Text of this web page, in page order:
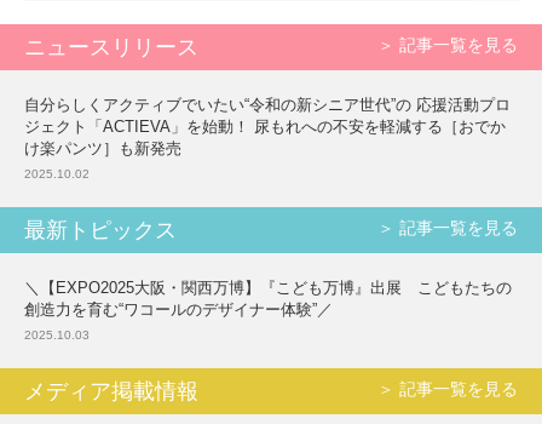
ニュースリリース ＞ 記事一覧を見る
自分らしくアクティブでいたい“令和の新シニア世代”の 応援活動プロ
ジェクト「ACTIEVA」を始動！ 尿もれへの不安を軽減する［おでか
け楽パンツ］も新発売
2025.10.02
最新トピックス ＞ 記事一覧を見る
＼【EXPO2025大阪・関西万博】『こども万博』出展 こどもたちの
創造力を育む“ワコールのデザイナー体験”／
2025.10.03
メディア掲載情報 ＞ 記事一覧を見る